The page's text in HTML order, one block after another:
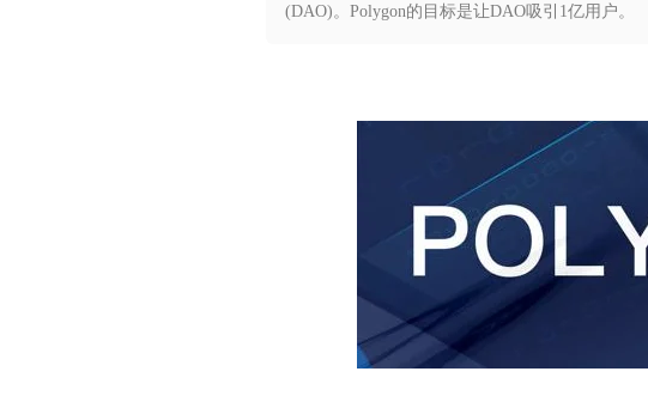
(DAO)。Polygon的目标是让DAO吸引1亿用户。